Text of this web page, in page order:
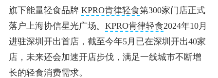
旗下能量轻食品牌 KPRO肯律轻食第300家门店正式
落户上海协信星光广场。 KPRO肯律轻食2024年10月
进驻深圳开出首店，截至今年5月已在深圳开出40家
店，未来还会加速开店步伐，满足一线城市不断增
长的轻食消费需求。